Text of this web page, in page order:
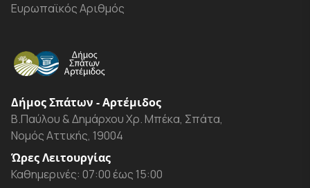
Ευρωπαϊκός Αριθμός
Δήμος Σπάτων - Αρτέμιδος
Β.Παύλου & Δημάρχου Χρ. Μπέκα, Σπάτα,
Νομός Αττικής, 19004
Ώρες Λειτουργίας
Καθημερινές: 07:00 έως 15:00